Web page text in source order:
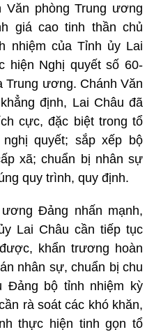
Văn phòng Trung ương
giá cao tinh thần chủ
nhiệm của Tỉnh ủy Lai
hiện Nghị quyết số 60-
Trung ương. Chánh Văn
định, Lai Châu đã
cực, đặc biệt trong tổ
quyết; sắp xếp bộ
xã; chuẩn bị nhân sự
quy trình, quy định.
Đảng nhấn mạnh,
Lai Châu cần tiếp tục
khẩn trương hoàn
nhân sự, chuẩn bị chu
bộ tỉnh nhiệm kỳ
rà soát các khó khăn,
thực hiện tinh gọn tổ